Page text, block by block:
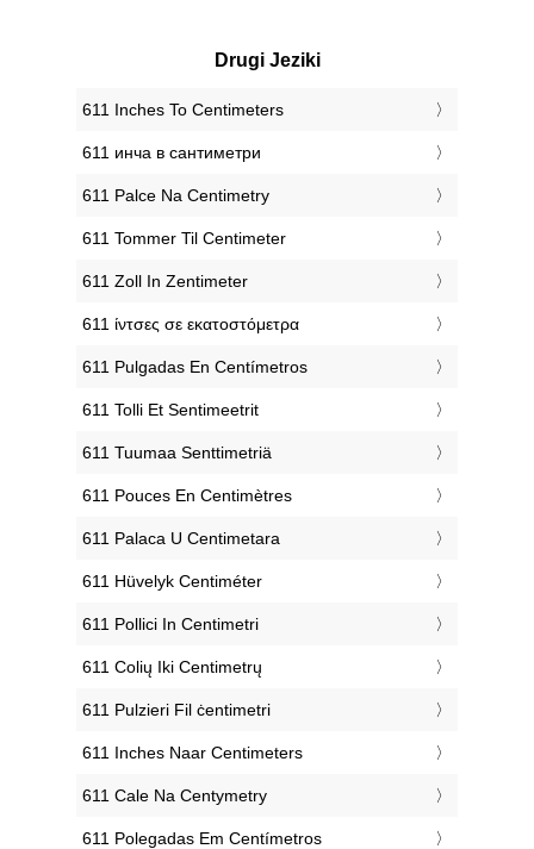
Drugi Jeziki
‎611 Inches To Centimeters
‎611 инча в сантиметри
‎611 Palce Na Centimetry
‎611 Tommer Til Centimeter
‎611 Zoll In Zentimeter
‎611 ίντσες σε εκατοστόμετρα
‎611 Pulgadas En Centímetros
‎611 Tolli Et Sentimeetrit
‎611 Tuumaa Senttimetriä
‎611 Pouces En Centimètres
‎611 Palaca U Centimetara
‎611 Hüvelyk Centiméter
‎611 Pollici In Centimetri
‎611 Colių Iki Centimetrų
‎611 Pulzieri Fil ċentimetri
‎611 Inches Naar Centimeters
‎611 Cale Na Centymetry
‎611 Polegadas Em Centímetros